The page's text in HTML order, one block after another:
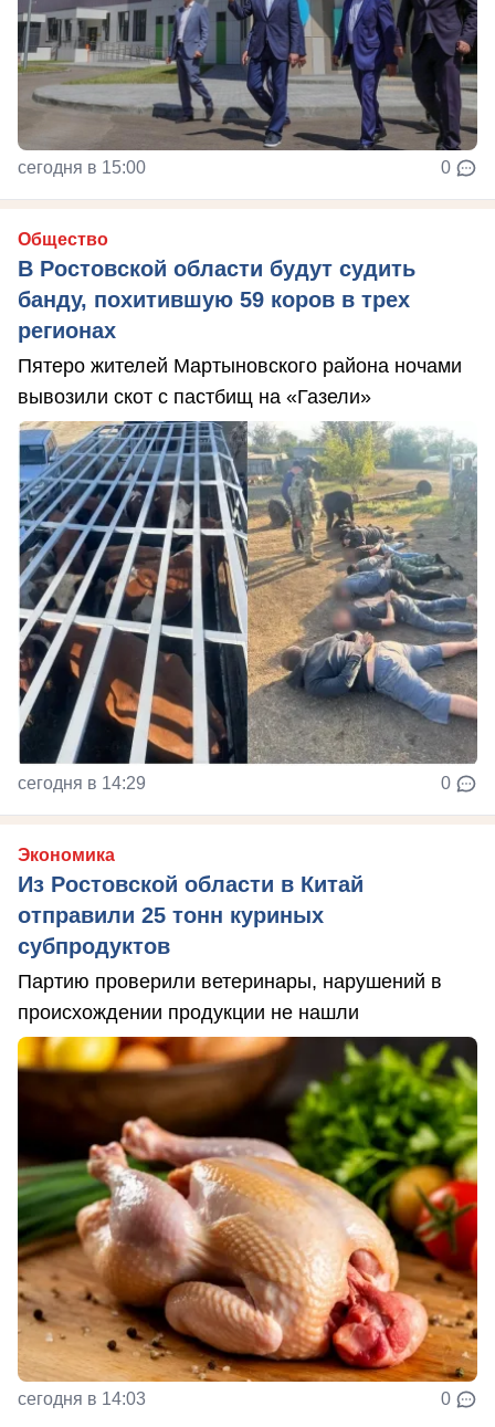
сегодня в 15:00 0
Общество
В Ростовской области будут судить
банду, похитившую 59 коров в трех
регионах
Пятеро жителей Мартыновского района ночами
вывозили скот с пастбищ на «Газели»
сегодня в 14:29 0
Экономика
Из Ростовской области в Китай
отправили 25 тонн куриных
субпродуктов
Партию проверили ветеринары, нарушений в
происхождении продукции не нашли
сегодня в 14:03 0